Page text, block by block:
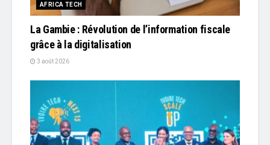
AFRICA TECH
La Gambie : Révolution de l’information fiscale
grâce à la digitalisation
3 août 2026